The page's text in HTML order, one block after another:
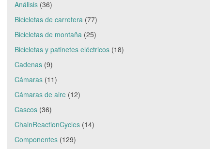
Análisis (36)
Bicicletas de carretera (77)
Bicicletas de montaña (25)
Bicicletas y patinetes eléctricos (18)
Cadenas (9)
Cámaras (11)
Cámaras de aire (12)
Cascos (36)
ChainReactionCycles (14)
Componentes (129)